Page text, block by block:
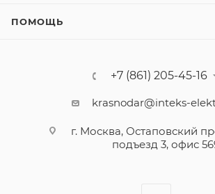
ПОМОЩЬ
+7 (861) 205-45-16
krasnodar@inteks-
г. Москва, Остаповский
подъезд 3, офис